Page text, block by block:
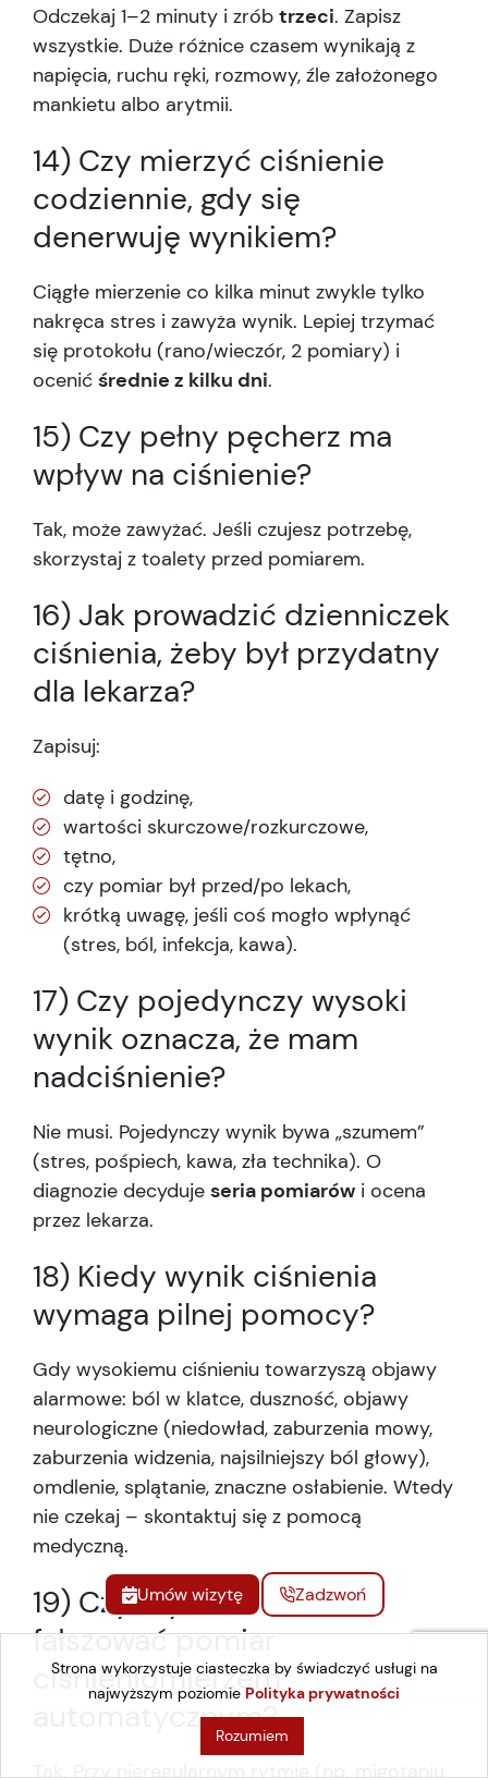
Strona wykorzystuje ciasteczka by świadczyć usługi na
najwyższym poziomie Polityka prywatności
Rozumiem
Odczekaj 1–2 minuty i zrób trzeci. Zapisz
wszystkie. Duże różnice czasem wynikają z
napięcia, ruchu ręki, rozmowy, źle założonego
mankietu albo arytmii.
14) Czy mierzyć ciśnienie
codziennie, gdy się
denerwuję wynikiem?
Ciągłe mierzenie co kilka minut zwykle tylko
nakręca stres i zawyża wynik. Lepiej trzymać
się protokołu (rano/wieczór, 2 pomiary) i
ocenić średnie z kilku dni.
15) Czy pełny pęcherz ma
wpływ na ciśnienie?
Tak, może zawyżać. Jeśli czujesz potrzebę,
skorzystaj z toalety przed pomiarem.
16) Jak prowadzić dzienniczek
ciśnienia, żeby był przydatny
dla lekarza?
Zapisuj:
datę i godzinę,
wartości skurczowe/rozkurczowe,
tętno,
czy pomiar był przed/po lekach,
krótką uwagę, jeśli coś mogło wpłynąć
(stres, ból, infekcja, kawa).
17) Czy pojedynczy wysoki
wynik oznacza, że mam
nadciśnienie?
Nie musi. Pojedynczy wynik bywa „szumem”
(stres, pośpiech, kawa, zła technika). O
diagnozie decyduje seria pomiarów i ocena
przez lekarza.
18) Kiedy wynik ciśnienia
wymaga pilnej pomocy?
Gdy wysokiemu ciśnieniu towarzyszą objawy
alarmowe: ból w klatce, duszność, objawy
neurologiczne (niedowład, zaburzenia mowy,
zaburzenia widzenia, najsilniejszy ból głowy),
omdlenie, splątanie, znaczne osłabienie. Wtedy
nie czekaj – skontaktuj się z pomocą
medyczną.
19) Czy arytmia może
fałszować pomiar
ciśnieniomierzem
automatycznym?
Tak. Przy nieregularnym rytmie (np. migotaniu
Umów wizytę Zadzwoń